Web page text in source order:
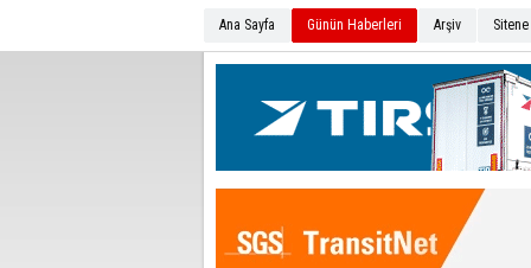
Ana Sayfa Günün Haberleri Arşiv